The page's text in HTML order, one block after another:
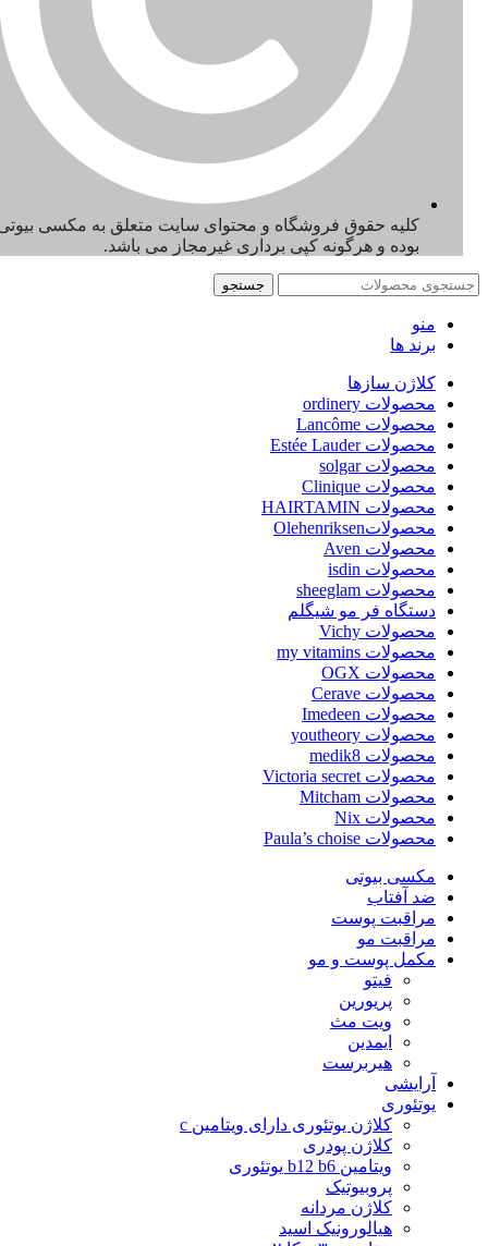
کلیه حقوق فروشگاه و محتوای سایت متعلق به مکسی
بوده و هرگونه کپی برداری غیرمجاز می باشد.
جستجو
منو
برند ها
کلاژن سازها
محصولات ordinery
محصولات Lancôme
محصولات Estée Lauder
محصولات solgar
محصولات Clinique
محصولات HAIRTAMIN
محصولاتOlehenriksen
محصولات Aven
محصولات isdin
محصولات sheeglam
دستگاه فر مو شیگلم
محصولات Vichy
محصولات my vitamins
محصولات OGX
محصولات Cerave
محصولات Imedeen
محصولات youtheory
محصولات medik8
محصولات Victoria secret
محصولات Mitcham
محصولات Nix
محصولات Paula’s choise
مکسی بیوتی
ضد آفتاب
مراقبت پوست
مراقبت مو
مکمل پوست و مو
فیتو
پریورین
ویت مث
ایمدین
هیربرست
آرایشی
یوتئوری
کلاژن یوتئوری دارای ویتامین c
کلاژن پودری
ویتامین b12 b6 یوتئوری
پروبیوتیک
کلاژن مردانه
هیالورونیک اسید